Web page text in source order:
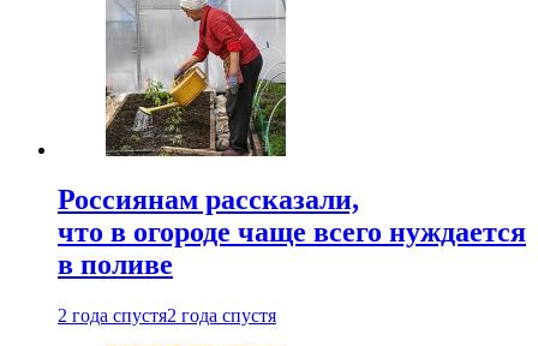
Россиянам рассказали,
что в огороде чаще всего нуждается
в поливе
2 года спустя2 года спустя